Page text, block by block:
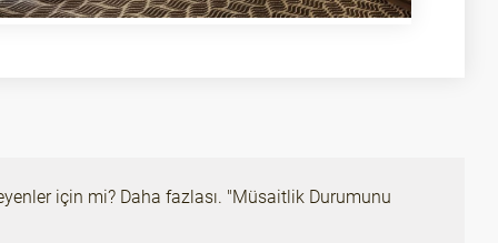
için mi? Daha fazlası. "Müsaitlik Durumunu